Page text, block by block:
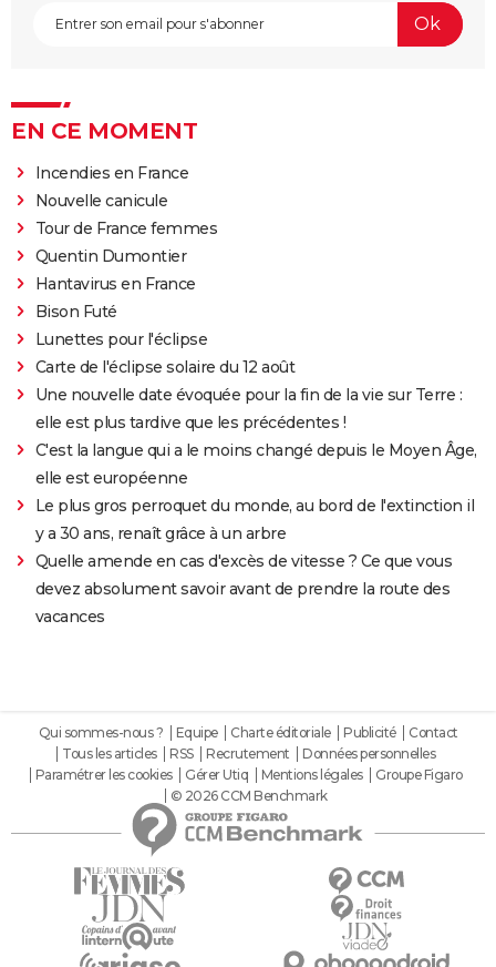
EN CE MOMENT
Incendies en France
Nouvelle canicule
Tour de France femmes
Quentin Dumontier
Hantavirus en France
Bison Futé
Lunettes pour l'éclipse
Carte de l'éclipse solaire du 12 août
Une nouvelle date évoquée pour la fin de la vie sur Terre :
elle est plus tardive que les précédentes !
C'est la langue qui a le moins changé depuis le Moyen Âge,
elle est européenne
Le plus gros perroquet du monde, au bord de l'extinction il
y a 30 ans, renaît grâce à un arbre
Quelle amende en cas d'excès de vitesse ? Ce que vous
devez absolument savoir avant de prendre la route des
vacances
Qui sommes-nous ? Equipe Charte éditoriale Publicité
Contact
Tous les articles
RSS Recrutement
Données personnelles
Paramétrer les cookies
Gérer Utiq Mentions légales
Groupe Figaro
© 2026 CCM Benchmark